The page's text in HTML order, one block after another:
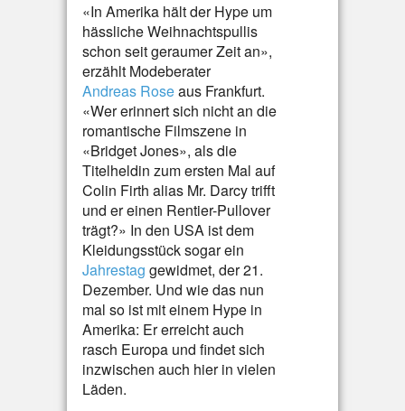
«In Amerika hält der Hype um
hässliche Weihnachtspullis
schon seit geraumer Zeit an»,
erzählt Modeberater
Andreas Roseaus Frankfurt.
«Wer erinnert sich nicht an die
romantische Filmszene in
«Bridget Jones», als die
Titelheldin zum ersten Mal auf
Colin Firth alias Mr. Darcy trifft
und er einen Rentier-Pullover
trägt?» In den USA ist dem
Kleidungsstück sogar ein
Jahrestag gewidmet, der 21.
Dezember. Und wie das nun
mal so ist mit einem Hype in
Amerika: Er erreicht auch
rasch Europa und findet sich
inzwischen auch hier in vielen
Läden.